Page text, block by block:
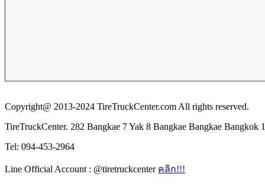
Copyright@ 2013-2024 TireTruckCenter.com All rights reserved.
TireTruckCenter. 282 Bangkae 7 Yak 8 Bangkae Bangkae Bangkok
Tel: 094-453-2964
Line Official Account : @tiretruckcenter คลิก!!!